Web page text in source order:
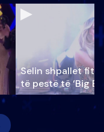
Selin shpallet
të pestë të ‘Big